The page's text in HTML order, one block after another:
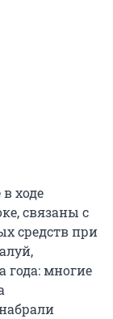
ходе
связаны с
средств при
года: многие